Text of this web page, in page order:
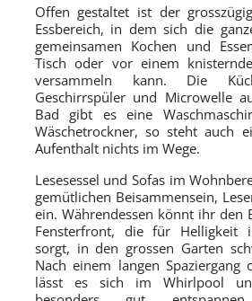
Offen gestaltet ist der
Essbereich, in dem sich die
gemeinsamen Kochen und
Tisch oder vor einem
versammeln kann. Die
Geschirrspüler und Microwelle
Bad gibt es eine
Wäschetrockner, so steht auch
Aufenthalt nichts im Wege.
Lesesessel und Sofas im
gemütlichen Beisammensein,
ein. Währendessen könnt ihr den
Fensterfront, die für Helligkeit
sorgt, in den grossen Garten
Nach einem langen Spaziergang
lässt es sich im Whirlpool